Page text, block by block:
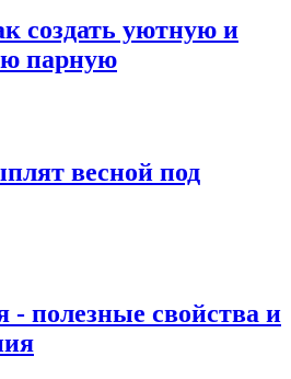
создать уютную и
парную
весной под
полезные свойства и